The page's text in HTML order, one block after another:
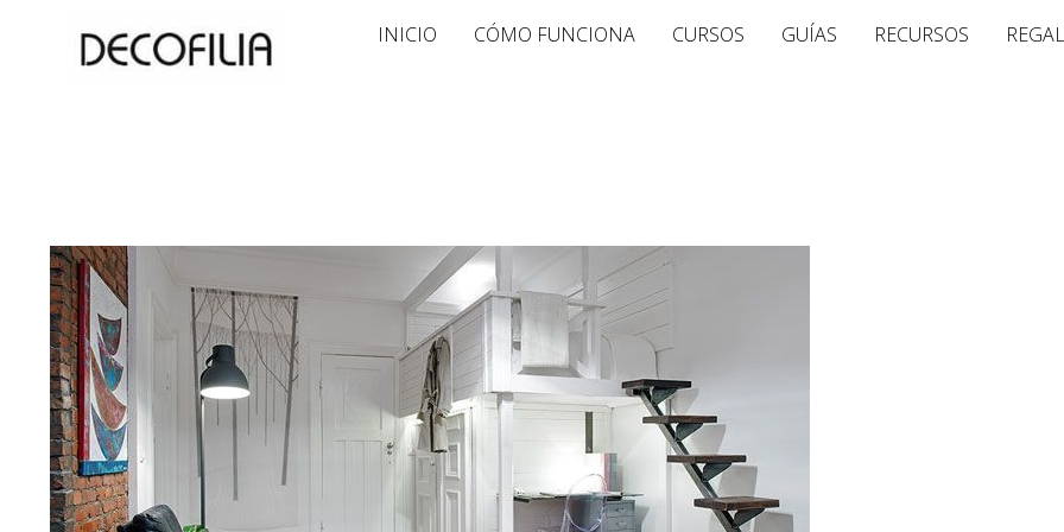
INICIO CÓMO FUNCIONA CURSOS GUÍAS RECURSOS